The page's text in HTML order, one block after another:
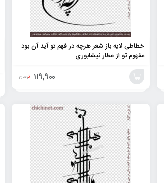
خطاطی لایه باز شعر هرچه در فهم تو آید آن بود
مفهوم تو از عطار نیشابوری
119,900 تومان